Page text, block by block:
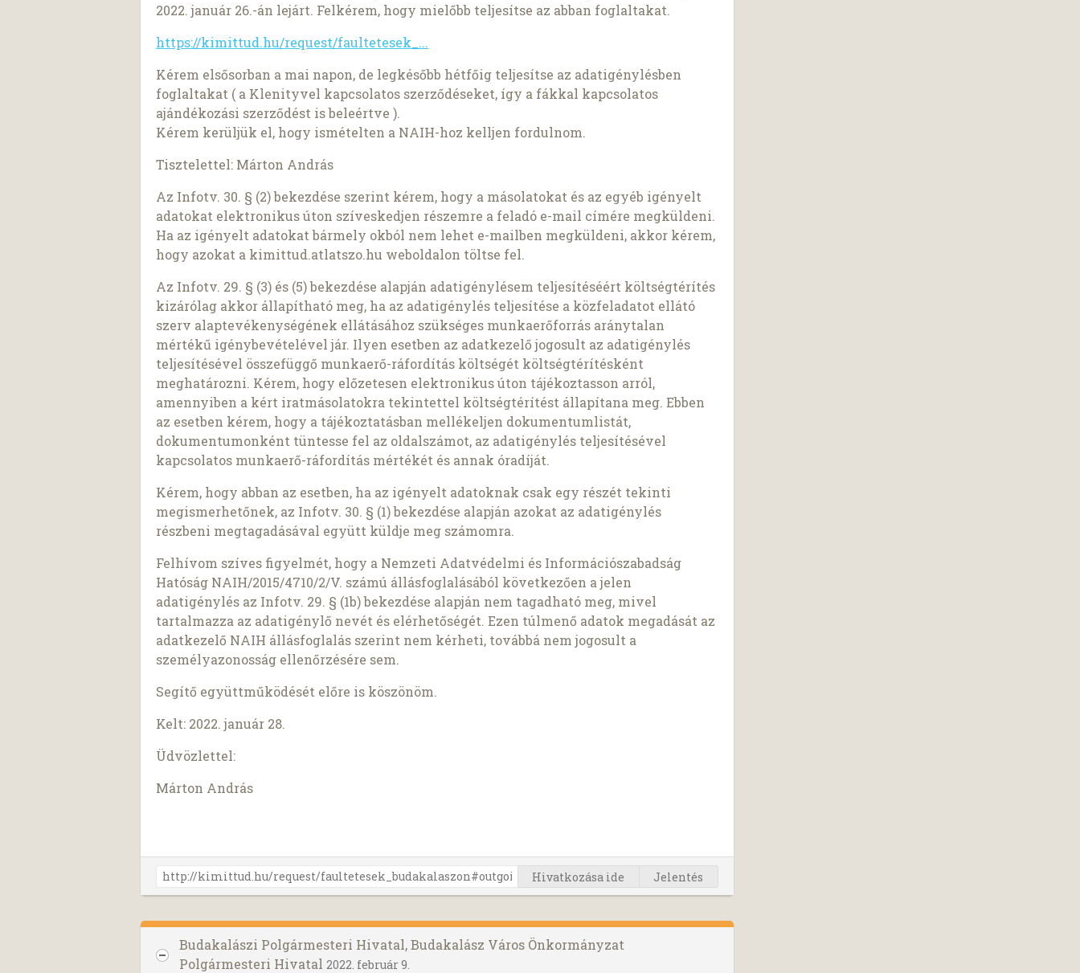
2022. január 26.-án lejárt. Felkérem, hogy mielőbb teljesítse az abban foglaltakat.
https://kimittud.hu/request/faultetesek_...
Kérem elsősorban a mai napon, de legkésőbb hétfőig teljesítse az adatigénylésben
foglaltakat ( a Klenityvel kapcsolatos szerződéseket, így a fákkal kapcsolatos
ajándékozási szerződést is beleértve ).
Kérem kerüljük el, hogy ismételten a NAIH-hoz kelljen fordulnom.
Tisztelettel: Márton András
Az Infotv. 30. § (2) bekezdése szerint kérem, hogy a másolatokat és az egyéb igényelt
adatokat elektronikus úton szíveskedjen részemre a feladó e-mail címére megküldeni.
Ha az igényelt adatokat bármely okból nem lehet e-mailben megküldeni, akkor kérem,
hogy azokat a kimittud.atlatszo.hu weboldalon töltse fel.
Az Infotv. 29. § (3) és (5) bekezdése alapján adatigénylésem teljesítéséért költségtérítés
kizárólag akkor állapítható meg, ha az adatigénylés teljesítése a közfeladatot ellátó
szerv alaptevékenységének ellátásához szükséges munkaerőforrás aránytalan
mértékű igénybevételével jár. Ilyen esetben az adatkezelő jogosult az adatigénylés
teljesítésével összefüggő munkaerő-ráfordítás költségét költségtérítésként
meghatározni. Kérem, hogy előzetesen elektronikus úton tájékoztasson arról,
amennyiben a kért iratmásolatokra tekintettel költségtérítést állapítana meg. Ebben
az esetben kérem, hogy a tájékoztatásban mellékeljen dokumentumlistát,
dokumentumonként tüntesse fel az oldalszámot, az adatigénylés teljesítésével
kapcsolatos munkaerő-ráfordítás mértékét és annak óradíját.
Kérem, hogy abban az esetben, ha az igényelt adatoknak csak egy részét tekinti
megismerhetőnek, az Infotv. 30. § (1) bekezdése alapján azokat az adatigénylés
részbeni megtagadásával együtt küldje meg számomra.
Felhívom szíves figyelmét, hogy a Nemzeti Adatvédelmi és Információszabadság
Hatóság NAIH/2015/4710/2/V. számú állásfoglalásából következően a jelen
adatigénylés az Infotv. 29. § (1b) bekezdése alapján nem tagadható meg, mivel
tartalmazza az adatigénylő nevét és elérhetőségét. Ezen túlmenő adatok megadását az
adatkezelő NAIH állásfoglalás szerint nem kérheti, továbbá nem jogosult a
személyazonosság ellenőrzésére sem.
Segítő együttműködését előre is köszönöm.
Kelt: 2022. január 28.
Üdvözlettel:
Márton András
Hivatkozása ide Jelentés
Budakalászi Polgármesteri Hivatal, Budakalász Város Önkormányzat
Polgármesteri Hivatal 2022. február 9.